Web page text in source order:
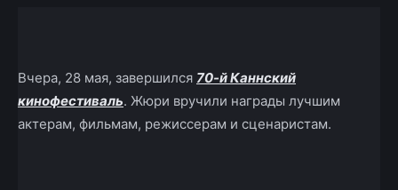
Вчера, 28 мая, завершился 70-й Каннский
кинофестиваль. Жюри вручили награды лучшим
актерам, фильмам, режиссерам и сценаристам.